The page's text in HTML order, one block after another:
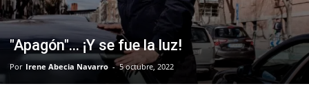
"Apagón"... ¡Y se fue la luz!
Por Irene Abecia Navarro - 5 octubre, 2022